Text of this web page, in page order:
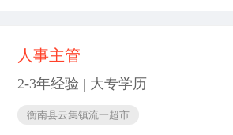
人事主管
2-3年经验 | 大专学历
衡南县云集镇流一超市